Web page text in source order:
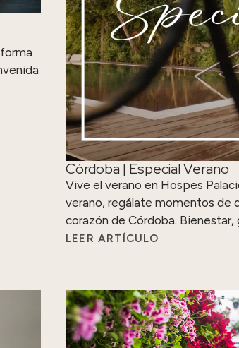
Córdoba | Especial Verano
Vive el verano en Hospes
verano, regálate momentos de
corazón de Córdoba.
LEER ARTÍCULO